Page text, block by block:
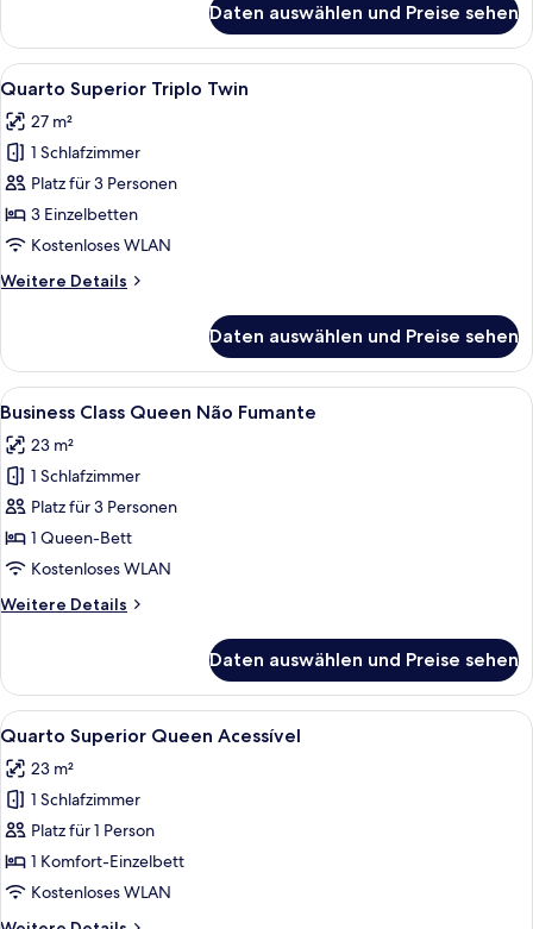
Superior
Twin
Daten auswählen und Preise sehen
Alle
Fotos
für
Quarto
Superior
Triplo
Twin
Ein Hotelzimmer mit zwei Betten,
6
Quarto Superior Triplo Twin
27 m²
1 Schlafzimmer
Platz für 3 Personen
3 Einzelbetten
Kostenloses WLAN
Weitere Details
Weitere
Superior
Triplo
Twin
Daten auswählen und Preise sehen
Alle
Fotos
für
Business
Class
Queen
Não
anzeigen
Ein Hotelzimmer mit einem großen
12
Business Class Queen Não Fumante
23 m²
1 Schlafzimmer
Platz für 3 Personen
1 Queen-Bett
Kostenloses WLAN
Weitere Details
Weitere
Class
Queen
Não
Daten auswählen und Preise sehen
Alle
Fotos
für
Quarto
Superior
Queen
Acessível
Ein Hotelzimmer mit Bett, kleinem
13
Quarto Superior Queen Acessível
23 m²
1 Schlafzimmer
Platz für 1 Person
1 Komfort-Einzelbett
Kostenloses WLAN